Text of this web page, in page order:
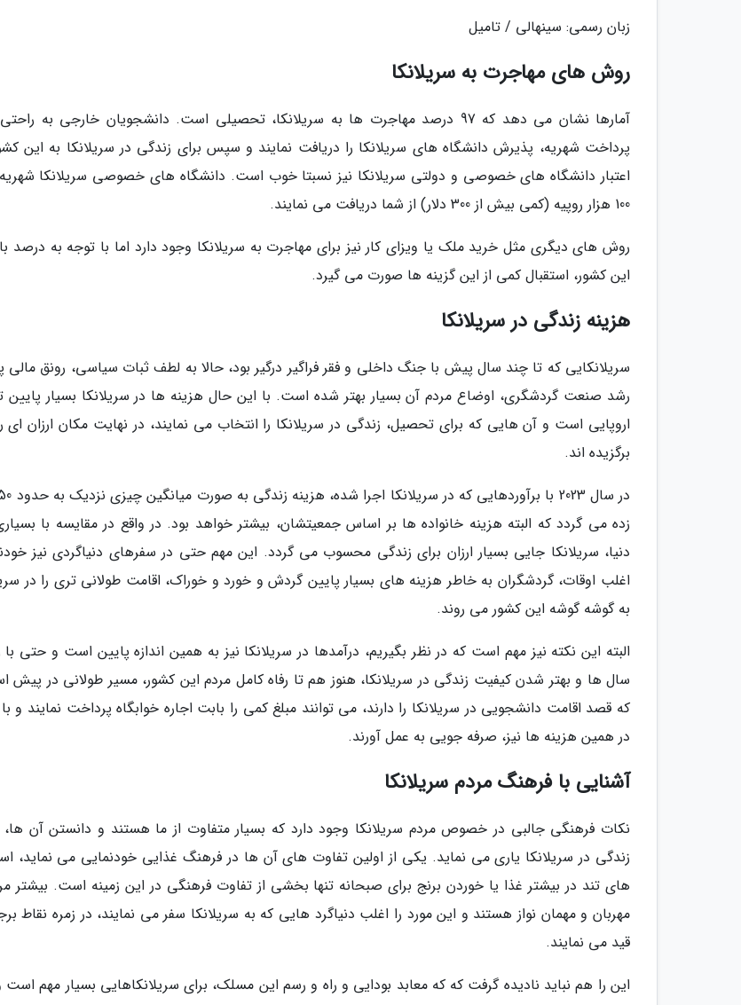
زبان رسمی: سینهالی / تامیل
روش های مهاجرت به سریلانکا
آمارها نشان می دهد که 97 درصد مهاجرت ها به سریلانکا، تحصیلی است. دانشجویان خارجی به
پرداخت شهریه، پذیرش دانشگاه های سریلانکا را دریافت نمایند و سپس برای زندگی در سریلانکا به این
اعتبار دانشگاه های خصوصی و دولتی سریلانکا نیز نسبتا خوب است. دانشگاه های خصوصی سریلانکا
100 هزار روپیه (کمی بیش از 300 دلار) از شما دریافت می نمایند.
روش های دیگری مثل خرید ملک یا ویزای کار نیز برای مهاجرت به سریلانکا وجود دارد اما با توجه به درصد
این کشور، استقبال کمی از این گزینه ها صورت می گیرد.
هزینه زندگی در سریلانکا
سریلانکایی که تا چند سال پیش با جنگ داخلی و فقر فراگیر درگیر بود، حالا به لطف ثبات سیاسی، رونق مالی
رشد صنعت گردشگری، اوضاع مردم آن بسیار بهتر شده است. با این حال هزینه ها در سریلانکا بسیار پایین
اروپایی است و آن هایی که برای تحصیل، زندگی در سریلانکا را انتخاب می نمایند، در نهایت مکان ارزان ای
برگزیده اند.
زده می گردد که البته هزینه خانواده ها بر اساس جمعیتشان، بیشتر خواهد بود. در واقع در مقایسه با
دنیا، سریلانکا جایی بسیار ارزان برای زندگی محسوب می گردد. این مهم حتی در سفرهای دنیاگردی نیز
اغلب اوقات، گردشگران به خاطر هزینه های بسیار پایین گردش و خورد و خوراک، اقامت طولانی تری را در
به گوشه گوشه این کشور می روند.
البته این نکته نیز مهم است که در نظر بگیریم، درآمدها در سریلانکا نیز به همین اندازه پایین است و حتی
سال ها و بهتر شدن کیفیت زندگی در سریلانکا، هنوز هم تا رفاه کامل مردم این کشور، مسیر طولانی در
که قصد اقامت دانشجویی در سریلانکا را دارند، می توانند مبلغ کمی را بابت اجاره خوابگاه پرداخت نمایند و
در همین هزینه ها نیز، صرفه جویی به عمل آورند.
آشنایی با فرهنگ مردم سریلانکا
نکات فرهنگی جالبی در خصوص مردم سریلانکا وجود دارد که بسیار متفاوت از ما هستند و دانستن آن ها،
زندگی در سریلانکا یاری می نماید. یکی از اولین تفاوت های آن ها در فرهنگ غذایی خودنمایی می نماید،
های تند در بیشتر غذا یا خوردن برنج برای صبحانه تنها بخشی از تفاوت فرهنگی در این زمینه است. بیشتر
مهربان و مهمان نواز هستند و این مورد را اغلب دنیاگرد هایی که به سریلانکا سفر می نمایند، در زمره نقاط
قید می نمایند.
این را هم نباید نادیده گرفت که که معابد بودایی و راه و رسم این مسلک، برای سریلانکاهایی بسیار مهم است